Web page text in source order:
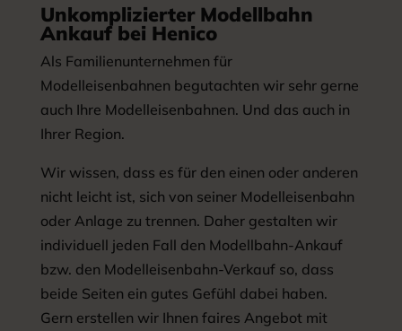
Unkomplizierter Modellbahn
Ankauf bei Henico
Als Familienunternehmen für
Modelleisenbahnen begutachten wir sehr gerne
auch Ihre Modelleisenbahnen. Und das auch in
Ihrer Region.
Wir wissen, dass es für den einen oder anderen
nicht leicht ist, sich von seiner Modelleisenbahn
oder Anlage zu trennen. Daher gestalten wir
individuell jeden Fall den Modellbahn-Ankauf
bzw. den Modelleisenbahn-Verkauf so, dass
beide Seiten ein gutes Gefühl dabei haben.
Gern erstellen wir Ihnen faires Angebot mit